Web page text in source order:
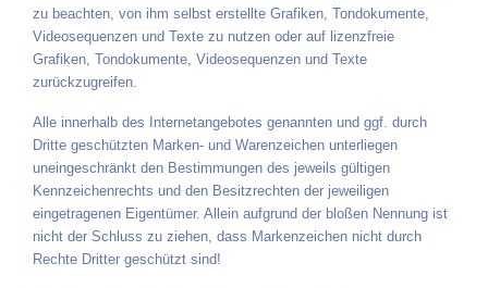
zu beachten, von ihm selbst erstellte Grafiken, Tondokumente,
Videosequenzen und Texte zu nutzen oder auf lizenzfreie
Grafiken, Tondokumente, Videosequenzen und Texte
zurückzugreifen.
Alle innerhalb des Internetangebotes genannten und ggf. durch
Dritte geschützten Marken- und Warenzeichen unterliegen
uneingeschränkt den Bestimmungen des jeweils gültigen
Kennzeichenrechts und den Besitzrechten der jeweiligen
eingetragenen Eigentümer. Allein aufgrund der bloßen Nennung ist
nicht der Schluss zu ziehen, dass Markenzeichen nicht durch
Rechte Dritter geschützt sind!